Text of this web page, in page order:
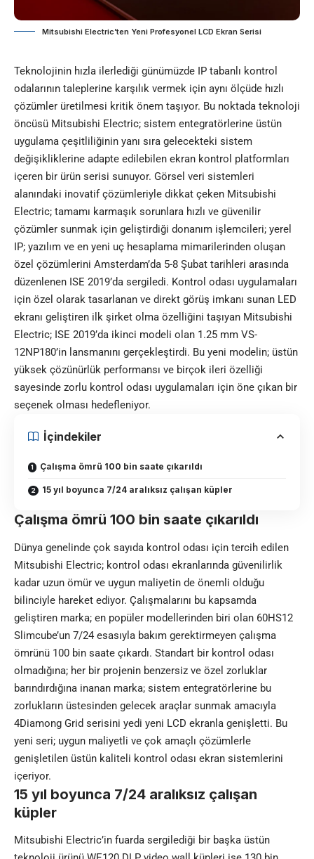
Mitsubishi Electric’ten Yeni Profesyonel LCD Ekran Serisi
Teknolojinin hızla ilerlediği günümüzde IP tabanlı kontrol
odalarının taleplerine karşılık vermek için aynı ölçüde hızlı
çözümler üretilmesi kritik önem taşıyor. Bu noktada teknoloji
öncüsü Mitsubishi Electric; sistem entegratörlerine üstün
uygulama çeşitliliğinin yanı sıra gelecekteki sistem
değişikliklerine adapte edilebilen ekran kontrol platformları
içeren bir ürün serisi sunuyor. Görsel veri sistemleri
alanındaki inovatif çözümleriyle dikkat çeken Mitsubishi
Electric; tamamı karmaşık sorunlara hızlı ve güvenilir
çözümler sunmak için geliştirdiği donanım işlemcileri; yerel
IP; yazılım ve en yeni uç hesaplama mimarilerinden oluşan
özel çözümlerini Amsterdam’da 5-8 Şubat tarihleri arasında
düzenlenen ISE 2019’da sergiledi. Kontrol odası uygulamaları
için özel olarak tasarlanan ve direkt görüş imkanı sunan LED
ekranı geliştiren ilk şirket olma özelliğini taşıyan Mitsubishi
Electric; ISE 2019’da ikinci modeli olan 1.25 mm VS-
12NP180’in lansmanını gerçekleştirdi. Bu yeni modelin; üstün
yüksek çözünürlük performansı ve birçok ileri özelliği
sayesinde zorlu kontrol odası uygulamaları için öne çıkan bir
seçenek olması hedefleniyor.
İçindekiler
Çalışma ömrü 100 bin saate çıkarıldı
15 yıl boyunca 7/24 aralıksız çalışan küpler
Çalışma ömrü 100 bin saate çıkarıldı
Dünya genelinde çok sayıda kontrol odası için tercih edilen
Mitsubishi Electric; kontrol odası ekranlarında güvenilirlik
kadar uzun ömür ve uygun maliyetin de önemli olduğu
bilinciyle hareket ediyor. Çalışmalarını bu kapsamda
geliştiren marka; en popüler modellerinden biri olan 60HS12
Slimcube’un 7/24 esasıyla bakım gerektirmeyen çalışma
ömrünü 100 bin saate çıkardı. Standart bir kontrol odası
olmadığına; her bir projenin benzersiz ve özel zorluklar
barındırdığına inanan marka; sistem entegratörlerine bu
zorlukların üstesinden gelecek araçlar sunmak amacıyla
4Diamong Grid serisini yedi yeni LCD ekranla genişletti. Bu
yeni seri; uygun maliyetli ve çok amaçlı çözümlerle
genişletilen üstün kaliteli kontrol odası ekran sistemlerini
içeriyor.
15 yıl boyunca 7/24 aralıksız çalışan
küpler
Mitsubishi Electric’in fuarda sergilediği bir başka üstün